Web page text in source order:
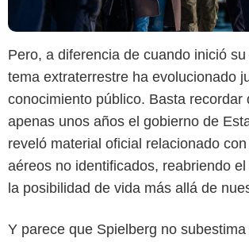
Pero, a diferencia de cuando inició
tema extraterrestre ha evolucionado
conocimiento público. Basta recordar
apenas unos años el gobierno de
reveló material oficial relacionado
aéreos no identificados, reabriendo
la posibilidad de vida más allá de
Y parece que Spielberg no